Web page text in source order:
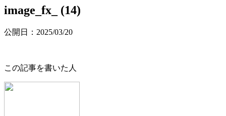
image_fx_ (14)
公開日：2025/03/20
この記事を書いた人